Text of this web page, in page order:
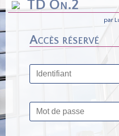
TD On.2
par
Accès réservé